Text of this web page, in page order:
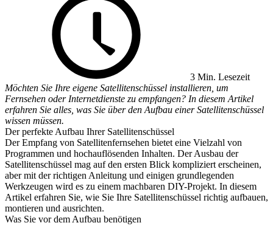
3 Min. Lesezeit
Möchten Sie Ihre eigene Satellitenschüssel installieren, um
Fernsehen oder Internetdienste zu empfangen? In diesem Artikel
erfahren Sie alles, was Sie über den Aufbau einer Satellitenschüssel
wissen müssen.
Der perfekte Aufbau Ihrer Satellitenschüssel
Der Empfang von Satellitenfernsehen bietet eine Vielzahl von
Programmen und hochauflösenden Inhalten. Der Ausbau der
Satellitenschüssel mag auf den ersten Blick kompliziert erscheinen,
aber mit der richtigen Anleitung und einigen grundlegenden
Werkzeugen wird es zu einem machbaren DIY-Projekt. In diesem
Artikel erfahren Sie, wie Sie Ihre Satellitenschüssel richtig aufbauen,
montieren und ausrichten.
Was Sie vor dem Aufbau benötigen